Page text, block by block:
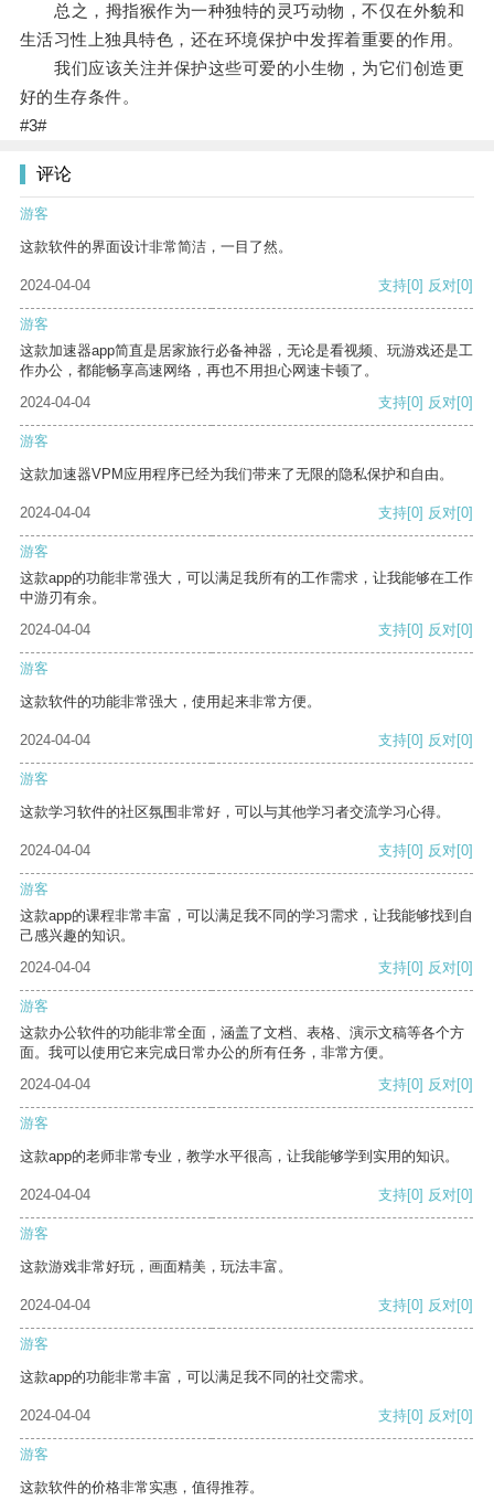
总之，拇指猴作为一种独特的灵巧动物，不仅在外貌和
生活习性上独具特色，还在环境保护中发挥着重要的作用。
我们应该关注并保护这些可爱的小生物，为它们创造更
好的生存条件。
#3#
评论
游客
这款软件的界面设计非常简洁，一目了然。
2024-04-04 支持[0] 反对[0]
游客
这款加速器app简直是居家旅行必备神器，无论是看视频、玩游戏还是工
作办公，都能畅享高速网络，再也不用担心网速卡顿了。
2024-04-04
支持[0] 反对[0]
游客
这款加速器VPM应用程序已经为我们带来了无限的隐私保护和自由。
2024-04-04 支持[0] 反对[0]
游客
这款app的功能非常强大，可以满足我所有的工作需求，让我能够在工作
中游刃有余。
2024-04-04
支持[0] 反对[0]
游客
这款软件的功能非常强大，使用起来非常方便。
2024-04-04 支持[0] 反对[0]
游客
这款学习软件的社区氛围非常好，可以与其他学习者交流学习心得。
2024-04-04 支持[0] 反对[0]
游客
这款app的课程非常丰富，可以满足我不同的学习需求，让我能够找到自
己感兴趣的知识。
2024-04-04
支持[0] 反对[0]
游客
这款办公软件的功能非常全面，涵盖了文档、表格、演示文稿等各个方
面。我可以使用它来完成日常办公的所有任务，非常方便。
2024-04-04
支持[0] 反对[0]
游客
这款app的老师非常专业，教学水平很高，让我能够学到实用的知识。
2024-04-04 支持[0] 反对[0]
游客
这款游戏非常好玩，画面精美，玩法丰富。
2024-04-04 支持[0] 反对[0]
游客
这款app的功能非常丰富，可以满足我不同的社交需求。
2024-04-04 支持[0] 反对[0]
游客
这款软件的价格非常实惠，值得推荐。